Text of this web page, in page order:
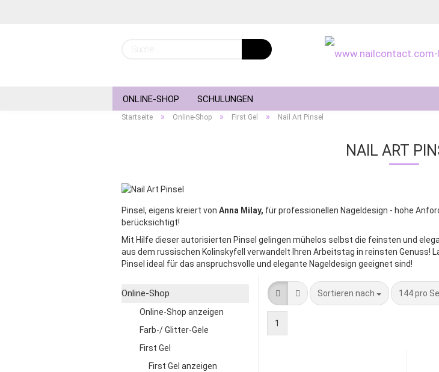
ONLINE-SHOP SCHULUNGEN
Startseite » Online-Shop » First Gel » Nail Art Pinsel
NAIL ART
Pinsel, eigens kreiert von Anna Milay, für professionellen Nageldesign - hohe
berücksichtigt!
Mit Hilfe dieser autorisierten Pinsel gelingen mühelos selbst die feinsten und
aus dem russischen Kolinskyfell verwandelt Ihren Arbeitstag in reinsten Genuss!
Pinsel ideal für das anspruchsvolle und elegante Nageldesign geeignet sind!
Online-Shop
Online-Shop anzeigen
Farb-/ Glitter-Gele
First Gel
First Gel anzeigen
Sortieren nach 144 pro
1